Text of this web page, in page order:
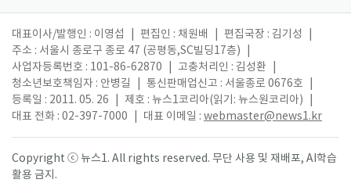
대표이사/발행인 : 이영섭 편집인 : 채원배 편집국장 : 김기성
주소 : 서울시 종로구 종로 47 (공평동,SC빌딩17층)
사업자등록번호 : 101-86-62870
고충처리인 : 김성환
청소년보호책임자 : 안병길
통신판매업신고 : 서울종로 0676호
등록일 : 2011. 05. 26
제호 : 뉴스1코리아(읽기: 뉴스원코리아)
대표 전화 : 02-397-7000
대표 이메일 : webmaster@news1.kr
Copyright ⓒ 뉴스1. All rights reserved. 무단 사용 및 재배포, AI학습
활용 금지.